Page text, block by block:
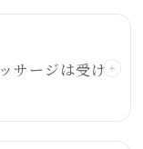
サージは受け